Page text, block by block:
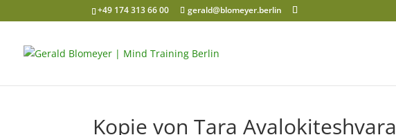
+49 174 313 66 00 gerald@blomeyer.berlin
Kopie von Tara Avalokiteshvara